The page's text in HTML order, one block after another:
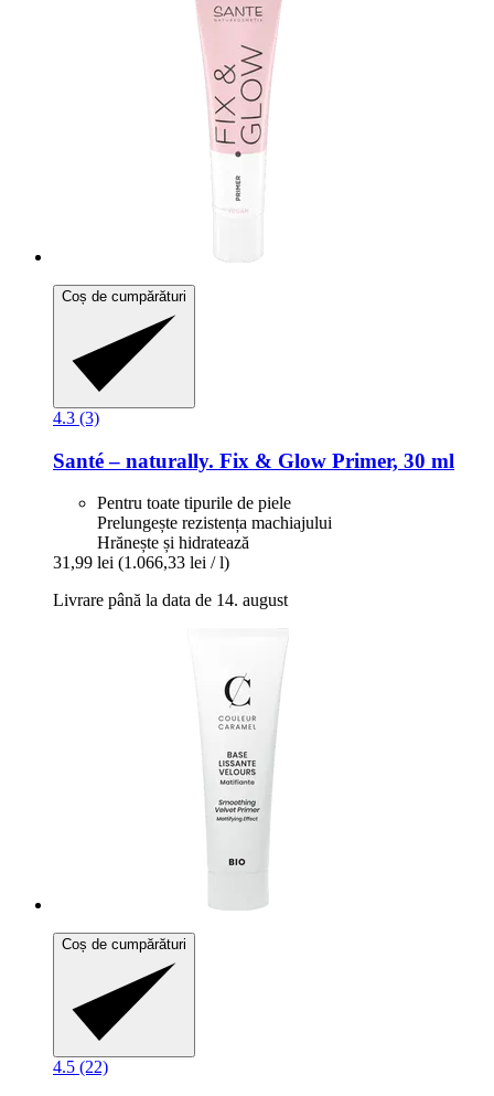
Coș de cumpărături
4.3 (3)
Santé – naturally. Fix & Glow Primer, 30 ml
Pentru toate tipurile de piele
Prelungește rezistența machiajului
Hrănește și hidratează
31,99 lei (1.066,33 lei / l)
Livrare până la data de 14. august
Coș de cumpărături
4.5 (22)